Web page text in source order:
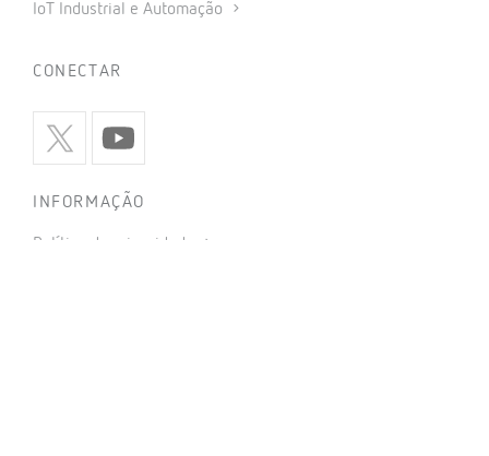
IoT Industrial e Automação
CONECTAR
INFORMAÇÃO
Política de privacidade